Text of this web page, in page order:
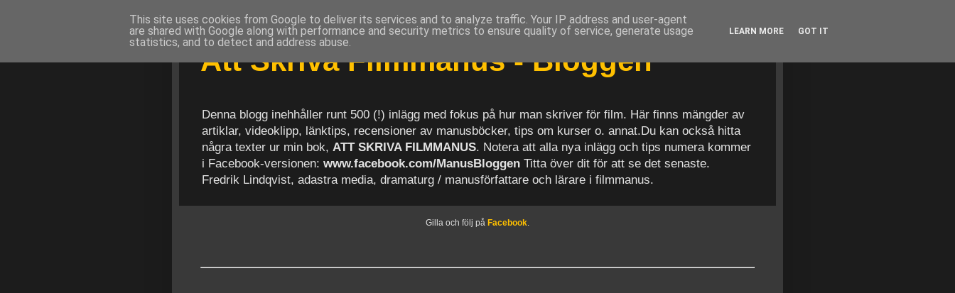
Att Skriva Filmmanus - Bloggen
Denna blogg inehhåller runt 500 (!) inlägg med fokus på hur man skriver för film. Här finns mängder av
artiklar, videoklipp, länktips, recensioner av manusböcker, tips om kurser o. annat.Du kan också hitta
några texter ur min bok, ATT SKRIVA FILMMANUS. Notera att alla nya inlägg och tips numera kommer
i Facebook-versionen: www.facebook.com/ManusBloggen Titta över dit för att se det senaste.
Fredrik Lindqvist, adastra media, dramaturg / manusförfattare och lärare i filmmanus.
Gilla och följ på Facebook.
This site uses cookies from Google to deliver its services and to analyze traffic. Your IP address and user-agent
are shared with Google along with performance and security metrics to ensure quality of service, generate usage
statistics, and to detect and address abuse.
LEARN MORE GOT IT